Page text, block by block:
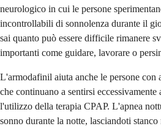
neurologico in cui le persone
incontrollabili di sonnolenza durante il
sai quanto può essere difficile rimanere
importanti come guidare, lavorare o
L'armodafinil aiuta anche le persone con
che continuano a sentirsi eccessivamente
l'utilizzo della terapia CPAP. L'apnea
sonno durante la notte, lasciandoti